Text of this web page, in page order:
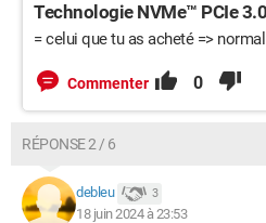
Technologie NVMe™ PCIe 3.0
= celui que tu as acheté =>
Commenter 0
RÉPONSE 2 / 6
debleu 3
18 juin 2024 à 23:53